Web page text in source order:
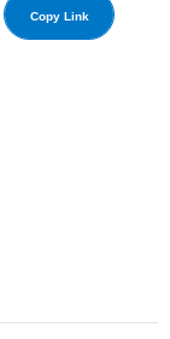
Copy Link